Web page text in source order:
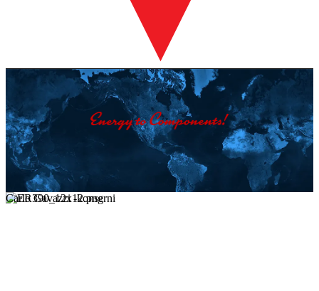
Carlo Gavazzi -konserni